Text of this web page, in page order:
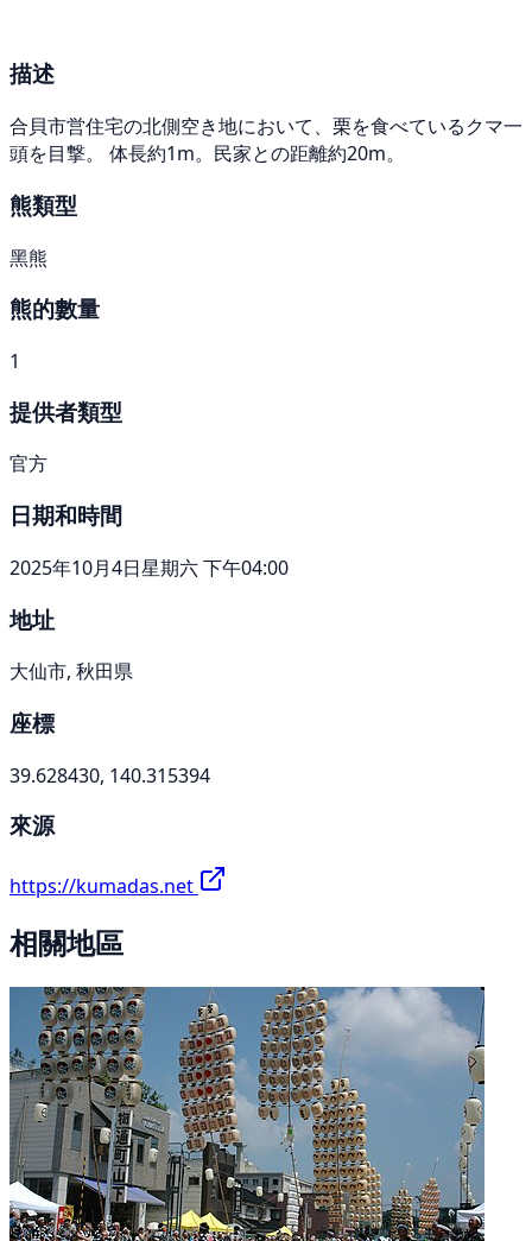
描述
合貝市営住宅の北側空き地において、栗を食べているクマ一
頭を目撃。 体長約1m。民家との距離約20m。
熊類型
黑熊
熊的數量
1
提供者類型
官方
日期和時間
2025年10月4日星期六 下午04:00
地址
大仙市, 秋田県
座標
39.628430, 140.315394
來源
https://kumadas.net
相關地區